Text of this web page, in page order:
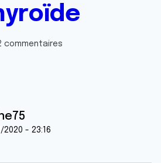
commentaires
2020 - 23:16